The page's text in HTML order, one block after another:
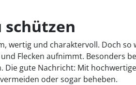
wertig und charaktervoll. Doch
Flecken aufnimmt. Besonders
gute Nachricht: Mit
oder sogar beheben.